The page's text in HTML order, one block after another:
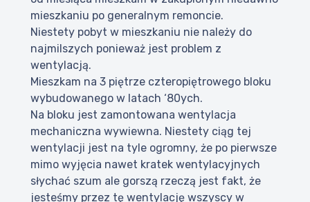
mieszkaniu po generalnym remoncie.
Niestety pobyt w mieszkaniu nie należy do
najmilszych ponieważ jest problem z
wentylacją.
Mieszkam na 3 piętrze czteropiętrowego bloku
wybudowanego w latach ‘80ych.
Na bloku jest zamontowana wentylacja
mechaniczna wywiewna. Niestety ciąg tej
wentylacji jest na tyle ogromny, że po pierwsze
mimo wyjęcia nawet kratek wentylacyjnych
słychać szum ale gorszą rzeczą jest fakt, że
jesteśmy przez tę wentylację wszyscy w